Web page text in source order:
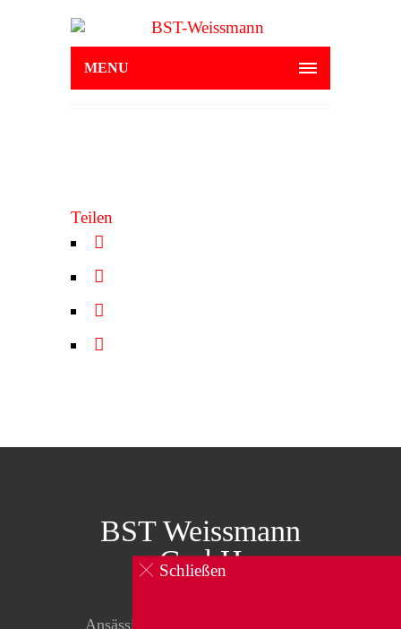
MENU
Teilen
BST Weissmann
GmbH
Ansässig in Pfinztal-Kleinsteinbach
Schließen